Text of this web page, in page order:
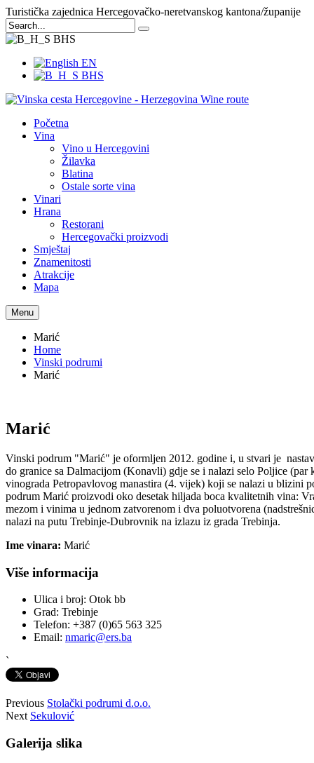
Turistička zajednica Hercegovačko-neretvanskog kantona/županije
BHS
EN
BHS
Početna
Vina
Vino u Hercegovini
Žilavka
Blatina
Ostale sorte vina
Vinari
Hrana
Restorani
Hercegovački proizvodi
Smještaj
Znamenitosti
Atrakcije
Mapa
Menu
Marić
Home
Vinski podrumi
Marić
Marić
Vinski podrum "Marić" je oformljen 2012. godine i, u stvari je
do granice sa Dalmacijom (Konavli) gdje se i nalazi selo Poljice
vinograda Petropavlovog manastira (4. vijek) koji se nalazi u blizini
podrum Marić proizvodi oko desetak hiljada boca kvalitetnih vina:
mezom i vinima u jednom zatvorenom i dva poluotvorena
nalazi na putu Trebinje-Dubrovnik na izlazu iz grada Trebinja.
Ime vinara: Marić
Više informacija
Ulica i broj: Otok bb
Grad: Trebinje
Telefon: +387 (0)65 563 325
Email: nmaric@ers.ba
`
Previous Stolački podrumi d.o.o.
Next Sekulović
Galerija slika